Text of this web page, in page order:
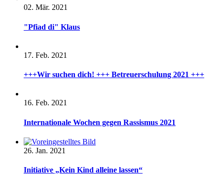
02. Mär. 2021
"Pfiad di" Klaus
17. Feb. 2021
+++Wir suchen dich! +++ Betreuerschulung 2021 +++
16. Feb. 2021
Internationale Wochen gegen Rassismus 2021
26. Jan. 2021
Initiative „Kein Kind alleine lassen“